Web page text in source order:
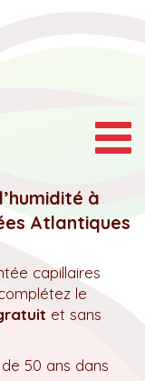
à
Atlantiques
capillaires
le
et sans
50 ans dans